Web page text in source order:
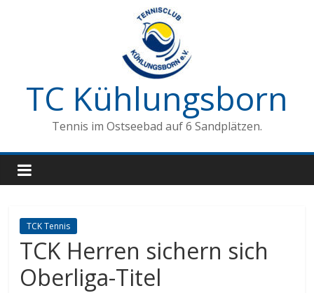
TC Kühlungsborn
Tennis im Ostseebad auf 6 Sandplätzen.
TCK Tennis
TCK Herren sichern sich
Oberliga-Titel